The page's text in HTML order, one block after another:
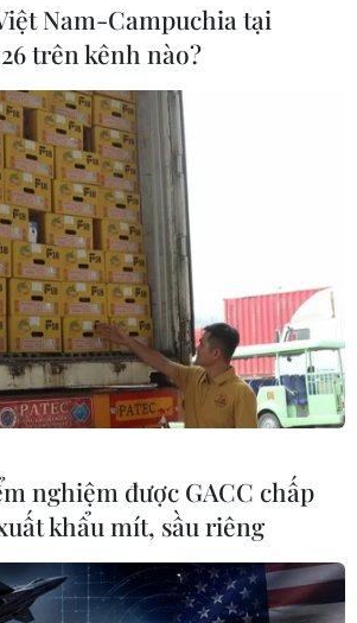
Nam-Campuchia tại
trên kênh nào?
nghiệm được GACC chấp
khẩu mít, sầu riêng